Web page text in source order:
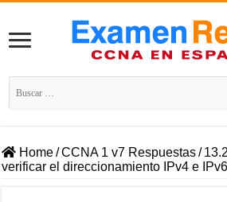
Buscar:
Home/CCNA 1 v7 Respuestas/
verificar el direccionamiento IPv4 e